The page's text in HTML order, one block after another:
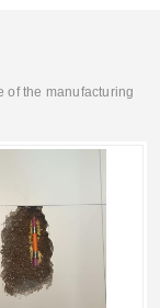
of the manufacturing